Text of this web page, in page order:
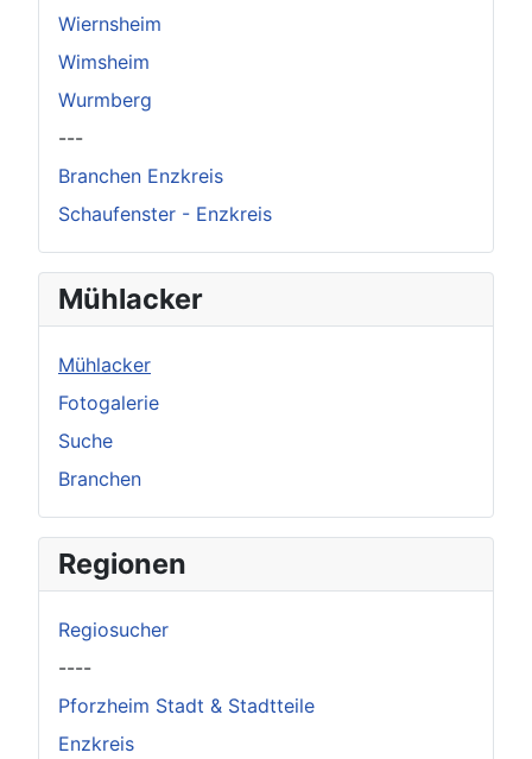
Wiernsheim
Wimsheim
Wurmberg
---
Branchen Enzkreis
Schaufenster - Enzkreis
Mühlacker
Mühlacker
Fotogalerie
Suche
Branchen
Regionen
Regiosucher
----
Pforzheim Stadt & Stadtteile
Enzkreis